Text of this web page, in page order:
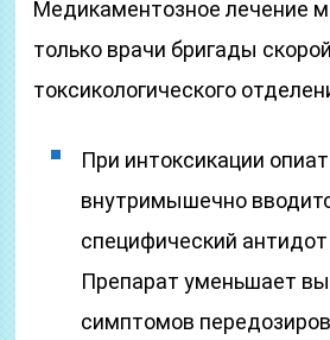
Медикаментозное лечение
только врачи бригады
токсикологического
При интоксикации
внутримышечно
специфический
Препарат уменьшает
симптомов